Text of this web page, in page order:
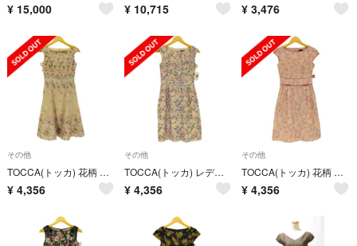
¥ 15,000 ¥ 10,715 ¥ 3,476
その他
TOCCA(トッカ) 花柄 ノースリーブワンピース レディース ワンピース
¥ 4,356
その他
TOCCA(トッカ) レディース ワンピース その他ワンピース
¥ 4,356
その他
TOCCA(トッカ) 花柄 ノースリーブワンピース レディース ワンピース
¥ 4,356